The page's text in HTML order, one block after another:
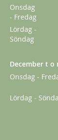
Onsdag
- Fredag
Lördag -
Söndag
December t o
Onsdag -
Lördag -